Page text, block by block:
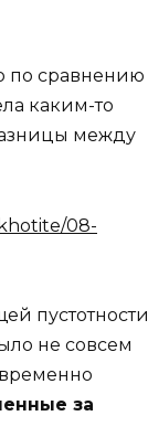
по сравнению
каким-то
между
пустотности
не совсем
за